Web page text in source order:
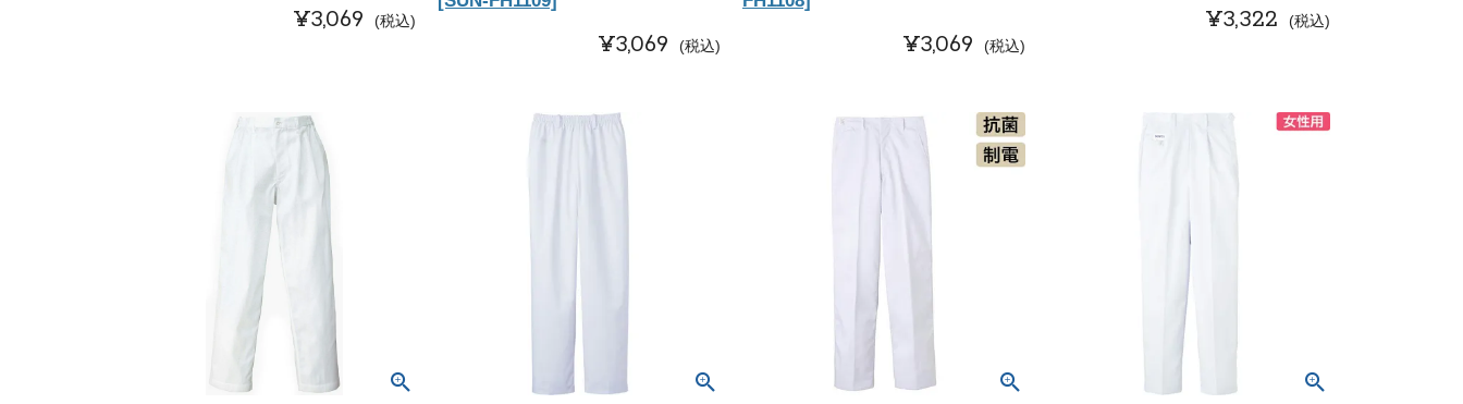
¥3,069 税込
¥3,069 税込 ¥3,069 税込
¥3,322 税込